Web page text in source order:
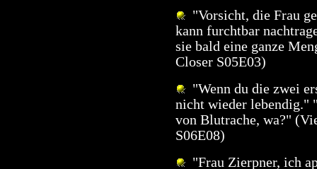
"Vorsicht, die Frau
kann furchtbar
sie bald eine ganze
Closer S05E03)
"Wenn du die zwei
nicht wieder lebendig."
von Blutrache, wa?"
S06E08)
"Frau Zierpner, ich